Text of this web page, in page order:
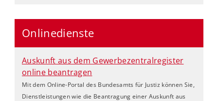
Onlinedienste
Auskunft aus dem Gewerbezentralregister
online beantragen
Mit dem Online-Portal des Bundesamts für Justiz können Sie,
Dienstleistungen wie die Beantragung einer Auskunft aus